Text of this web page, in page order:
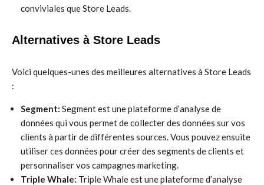
conviviales que Store Leads.
Alternatives à Store Leads
Voici quelques-unes des meilleures alternatives à Store Leads
:
Segment: Segment est une plateforme d’analyse de
données qui vous permet de collecter des données sur vos
clients à partir de différentes sources. Vous pouvez ensuite
utiliser ces données pour créer des segments de clients et
personnaliser vos campagnes marketing.
Triple Whale: Triple Whale est une plateforme d’analyse